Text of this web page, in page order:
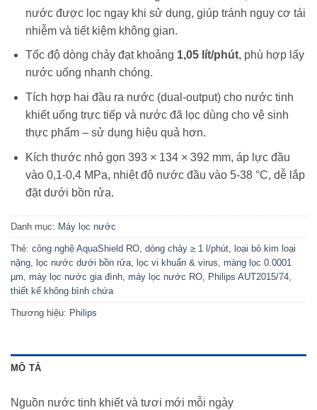
nước được lọc ngay khi sử dụng, giúp tránh nguy cơ tái
nhiễm và tiết kiệm không gian.
Tốc độ dòng chảy đạt khoảng 1,05 lít/phút, phù hợp lấy
nước uống nhanh chóng.
Tích hợp hai đầu ra nước (dual-output) cho nước tinh
khiết uống trực tiếp và nước đã lọc dùng cho vệ sinh
thực phẩm – sử dụng hiệu quả hơn.
Kích thước nhỏ gọn 393 × 134 × 392 mm, áp lực đầu
vào 0,1-0,4 MPa, nhiệt độ nước đầu vào 5-38 °C, dễ lắp
đặt dưới bồn rửa.
Danh mục: Máy lọc nước
Thẻ: công nghệ AquaShield RO, dòng chảy ≥ 1 l/phút, loại bỏ kim loại
nặng, lọc nước dưới bồn rửa, lọc vi khuẩn & virus, màng lọc 0.0001
µm, máy lọc nước gia đình, máy lọc nước RO, Philips AUT2015/74,
thiết kế không bình chứa
Thương hiệu: Philips
MÔ TẢ
Nguồn nước tinh khiết và tươi mới mỗi ngày